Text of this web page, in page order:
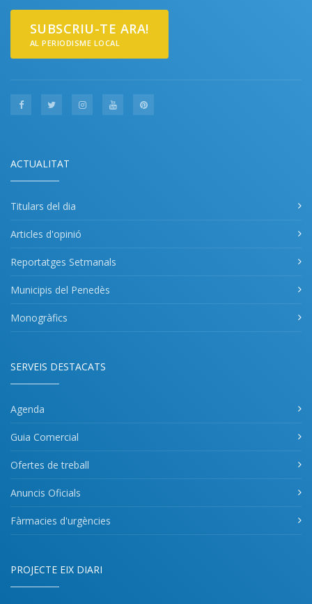
SUBSCRIU-TE ARA!
AL PERIODISME LOCAL
ACTUALITAT
Titulars del dia
Articles d'opinió
Reportatges Setmanals
Municipis del Penedès
Monogràfics
SERVEIS DESTACATS
Agenda
Guia Comercial
Ofertes de treball
Anuncis Oficials
Fàrmacies d'urgències
PROJECTE EIX DIARI